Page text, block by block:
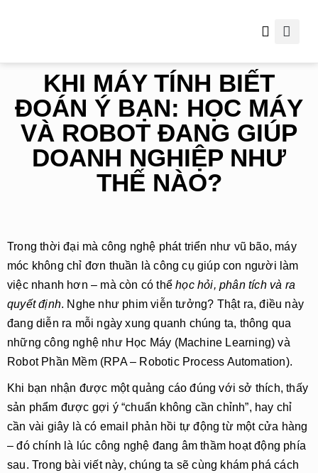
KHI MÁY TÍNH BIẾT
ĐOÁN Ý BẠN: HỌC MÁY
VÀ ROBOT ĐANG GIÚP
DOANH NGHIỆP NHƯ
THẾ NÀO?
Trong thời đại mà công nghệ phát triển như vũ bão, máy
móc không chỉ đơn thuần là công cụ giúp con người làm
việc nhanh hơn – mà còn có thểhọc hỏi, phân tích và ra
quyết định. Nghe như phim viễn tưởng? Thật ra, điều này
đang diễn ra mỗi ngày xung quanh chúng ta, thông qua
những công nghệ như Học Máy (Machine Learning) và
Robot Phần Mềm (RPA – Robotic Process Automation).
Khi bạn nhận được một quảng cáo đúng với sở thích, thấy
sản phẩm được gợi ý “chuẩn không cần chỉnh”, hay chỉ
cần vài giây là có email phản hồi tự động từ một cửa hàng
– đó chính là lúc công nghệ đang âm thầm hoạt động phía
sau. Trong bài viết này, chúng ta sẽ cùng khám phá cách